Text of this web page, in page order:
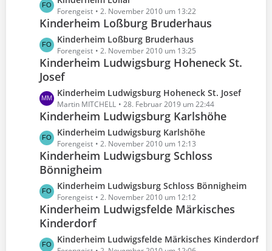
r
ä
g
e
e
i
t
r
ä
g
e
t
e
e
i
t
r
ä
g
e
e
t
z
t
e
B
e
i
r
ä
g
e
Forengeist 2. November 2010 um 13:22
Kinderheim Loßburg Bruderhaus
L
e
t
z
e
B
e
i
r
ä
g
e
Kinderheim Loßburg Bruderhaus
Forengeist 2. November 2010 um 13:25
Kinderheim Ludwigsburg Hoheneck St.
Josef
L
e
t
z
t
e
B
e
i
r
ä
g
Kinderheim Ludwigsburg Hoheneck St. Josef
Martin MITCHELL 28. Februar 2019 um 22:44
Kinderheim Ludwigsburg Karlshöhe
L
e
t
z
e
B
e
i
t
Kinderheim Ludwigsburg Karlshöhe
Forengeist 2. November 2010 um 12:13
Kinderheim Ludwigsburg Schloss
Bönnigheim
L
e
t
z
e
Kinderheim Ludwigsburg Schloss Bönnigheim
Forengeist 2. November 2010 um 12:12
Kinderheim Ludwigsfelde Märkisches
Kinderdorf
L
Kinderheim Ludwigsfelde Märkisches Kinderdorf